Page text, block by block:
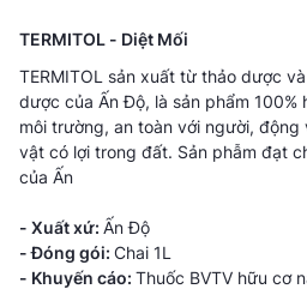
TERMITOL - Diệt Mối
TERMITOL sản xuất từ thảo dược
dược của Ấn Độ, là sản phẩm 100%
môi trường, an toàn với người,
vật có lợi trong đất. Sản phẫm đạt
của Ấn
- Xuất xứ: Ấn Độ
- Đóng gói: Chai 1L
- Khuyến cáo: Thuốc BVTV hữu cơ